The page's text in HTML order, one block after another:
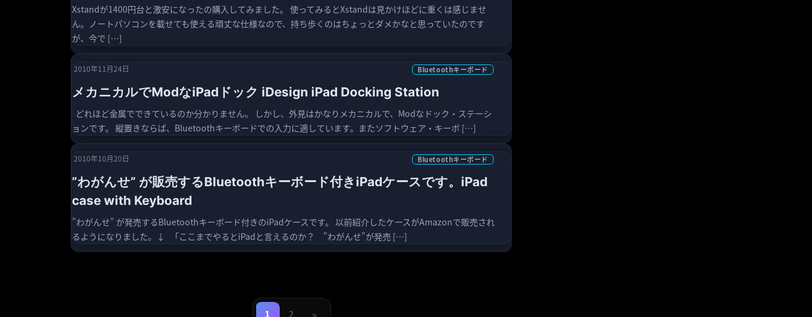
Xstandが1400円台と激安になったの購入してみました。 使ってみるとXstandは見かけほどに重くは感じませ
ん。ノートパソコンを載せても使える頑丈な仕様なので、持ち歩くのはちょっとダメかなと思っていたのです
が、今で […]
2010年11月24日 Bluetoothキーボード
メカニカルでModなiPadドック iDesign iPad Docking Station
どれほど金属でできているのか分かりません。 しかし、外見はかなりメカニカルで、Modなドック・ステーシ
ョンです。 縦置きならば、Bluetoothキーボードでの入力に適しています。またソフトウェア・キーボ […]
2010年10月20日 Bluetoothキーボード
”わがんせ” が販売するBluetoothキーボード付きiPadケースです。iPad
case with Keyboard
”わがんせ” が発売するBluetoothキーボード付きのiPadケースです。 以前紹介したケースがAmazonで販売され
るようになりました。↓ 「ここまでやるとiPadと言えるのか？ ”わがんせ”が発売 […]
稿
1 2 »